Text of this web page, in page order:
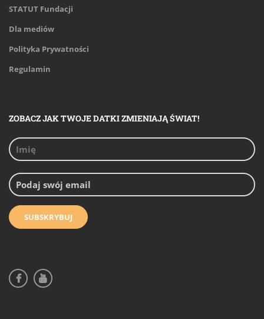
STATUT Fundacji
Dla mediów
Polityka Prywatności
Regulamin
ZOBACZ JAK TWOJE DATKI ZMIENIAJĄ ŚWIAT!